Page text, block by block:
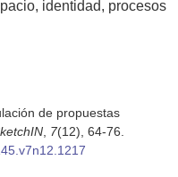
identidad
procesos
de propuestas
, 7(12), 64-76.